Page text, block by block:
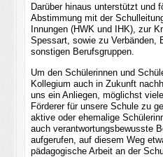
Darüber hinaus unterstützt und
Abstimmung mit der
Innungen (HWK und IHK), zur
Spessart, sowie zu Verbänden,
sonstigen Berufsgruppen.
Um den Schülerinnen und
Kollegium auch in Zukunft
uns ein Anliegen, möglichst
Förderer für unsere Schule zu
aktive oder ehemalige
auch verantwortungsbewusste
aufgerufen, auf diesem Weg
pädagogische Arbeit an der